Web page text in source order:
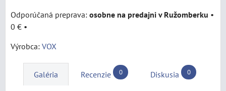
osobne na predajni v Ružomberku •
0 € •
Výrobca: VOX
Galéria Recenzie 0 Diskusia 0